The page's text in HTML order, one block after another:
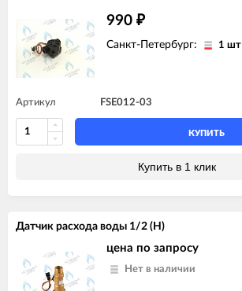
990 ₽
Санкт-Петербург: 1 шт
Артикул FSE012-03
КУПИТЬ
Купить в 1 клик
Датчик расхода воды 1/2 (H)
цена по запросу
Нет в наличии